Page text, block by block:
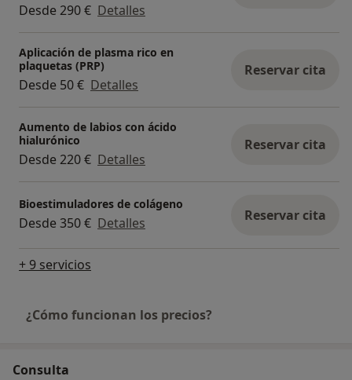
Desde 290 € Detalles
Aplicación de plasma rico en
plaquetas (PRP)
Desde 50 € Detalles
Reservar cita
Aumento de labios con ácido
hialurónico
Desde 220 € Detalles
Reservar cita
Bioestimuladores de colágeno
Desde 350 € Detalles Reservar cita
+ 9 servicios
¿Cómo funcionan los precios?
Consulta